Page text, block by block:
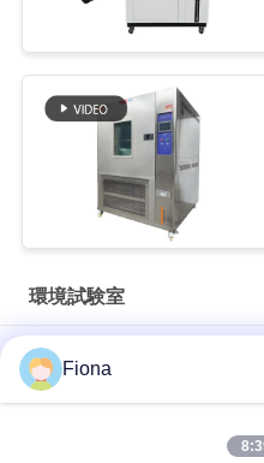
環境試験室
ISO 1431-1 ASTM D1149 ケー
料老化試験機
Fiona